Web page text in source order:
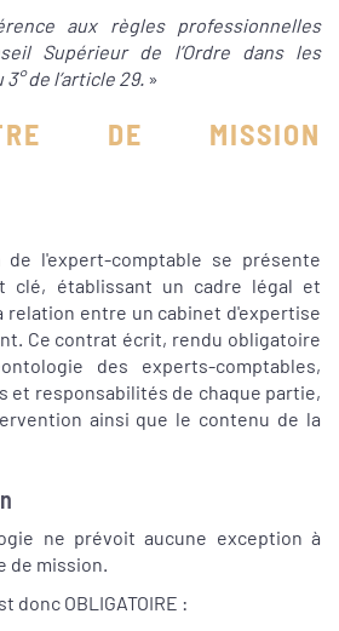
aux règles professionnelles
Supérieur de l’Ordre dans les
de l’article 29. »
DE MISSION
l'expert-comptable se présente
clé, établissant un cadre légal et
relation entre un cabinet d'expertise
Ce contrat écrit, rendu obligatoire
des experts-comptables,
et responsabilités de chaque partie,
ainsi que le contenu de la
ne prévoit aucune exception à
de mission.
donc OBLIGATOIRE :